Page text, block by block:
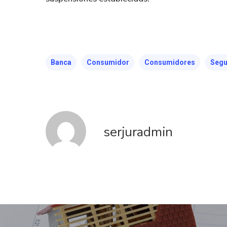
Banca Consumidor Consumidores
serjuradmin